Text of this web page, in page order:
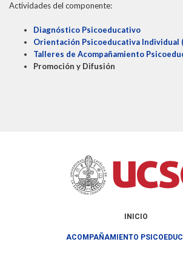
Actividades del componente:
Diagnóstico Psicoeducativo
Orientación Psicoeducativa Individual
Talleres de Acompañamiento
Promoción y Difusión
INICIO
ACOMPAÑAMIENTO